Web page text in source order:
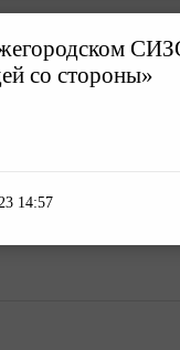
со стороны»
14:57